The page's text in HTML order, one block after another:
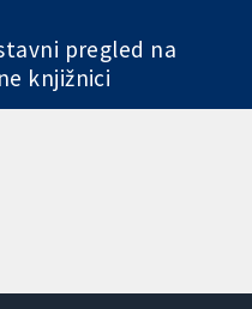
pregled na
knjižnici